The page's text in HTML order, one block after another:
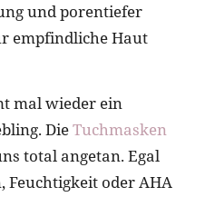
und porentiefer
empfindliche Haut
mal wieder ein
DieTuchmasken
total angetan. Egal
Feuchtigkeit oder AHA